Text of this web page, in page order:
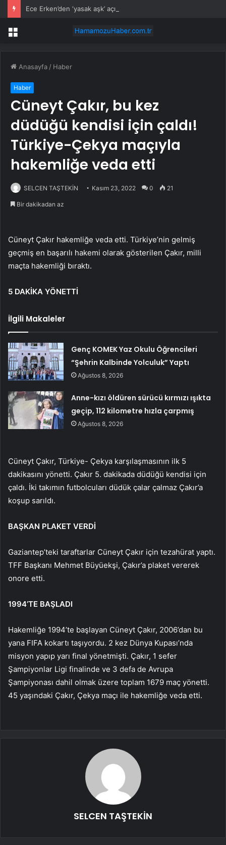
Menü
Anasayfa / Haber
Haber
Cüneyt Çakır, bu kez
düdüğü kendisi için çaldı!
Türkiye-Çekya maçıyla
hakemliğe veda etti
SELCEN TAŞTEKİN Kasım 23, 2022 0 21
Bir dakikadan az
Cüneyt Çakır hakemliğe veda etti. Türkiye’nin gelmiş
geçmiş en başarılı hakemi olarak gösterilen Çakır, milli
maçta hakemliği bıraktı.
5 DAKİKA YÖNETTİ
İlgili Makaleler
Genç KOMEK Yaz Okulu Öğrencileri
“Şehrin Kalbinde Yolculuk” Yaptı
Ağustos 8, 2026
Anne-kızı öldüren sürücü kırmızı ışıkta
geçip, 112 kilometre hızla çarpmış
Ağustos 8, 2026
Cüneyt Çakır, Türkiye- Çekya karşılaşmasının ilk 5
dakikasını yönetti. Çakır 5. dakikada düdüğü kendisi için
çaldı. İki takımın futbolcuları düdük çalar çalmaz Çakır’a
koşup sarıldı.
BAŞKAN PLAKET VERDİ
Gaziantep’teki taraftarlar Cüneyt Çakır için tezahürat yaptı.
TFF Başkanı Mehmet Büyüekşi, Çakır’a plaket vererek
onore etti.
1994’TE BAŞLADI
Hakemliğe 1994’te başlayan Cüneyt Çakır, 2006’dan bu
yana FIFA kokartı taşıyordu. 2 kez Dünya Kupası’nda
misyon yapıp yarı final yönetmişti. Çakır, 1 sefer
Şampiyonlar Ligi finalinde ve 3 defa de Avrupa
Şampiyonası dahil olmak üzere toplam 1679 maç yönetti.
45 yaşındaki Çakır, Çekya maçı ile hakemliğe veda etti.
SELCEN TAŞTEKİN